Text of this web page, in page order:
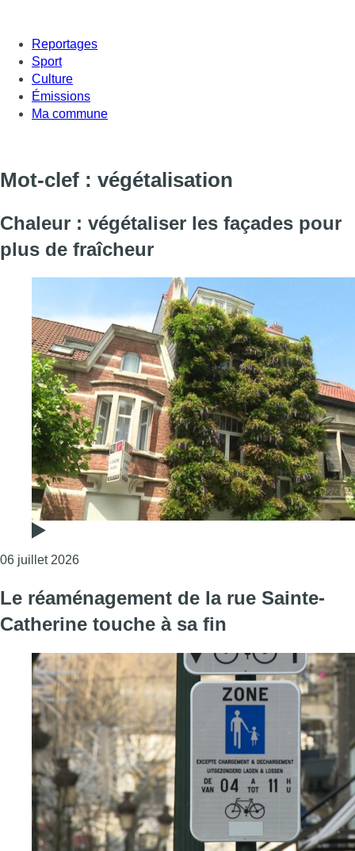
Reportages
Sport
Culture
Émissions
Ma commune
Mot-clef : végétalisation
Chaleur : végétaliser les façades pour
plus de fraîcheur
06 juillet 2026Consulter l'article "Chaleur : végétaliser les
Le réaménagement de la rue Sainte-
Catherine touche à sa fin